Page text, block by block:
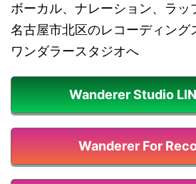
ボーカル、ナレーション、ラッ
名古屋市北区のレコーディング
ワンダラースタジオへ
Wanderer Studio
Wanderer For